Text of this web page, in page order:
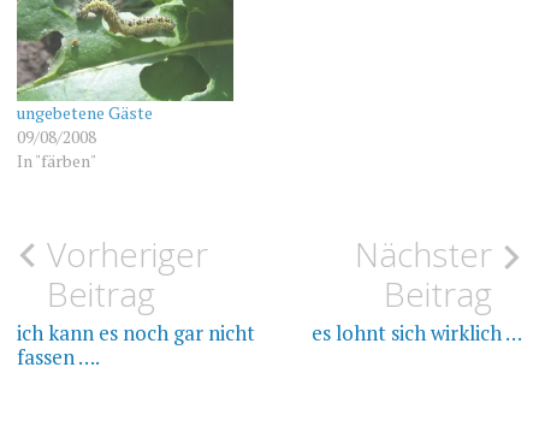
ungebetene Gäste
09/08/2008
In "färben"
WOLLE
BIRKENBLÄTTER
FÄRBEN
FÄRBEPFLANZEN
Beitragsnavigation
Vorheriger
Beitrag
ich kann es noch gar nicht
fassen ….
Nächster
Beitrag
es lohnt sich wirklich …